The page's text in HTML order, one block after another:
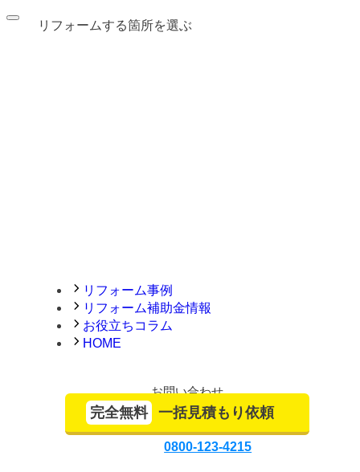
リフォームする箇所を選ぶ
リフォーム事例
リフォーム補助金情報
お役立ちコラム
HOME
お問い合わせ
完全無料 一括見積もり依頼
0800-123-4215